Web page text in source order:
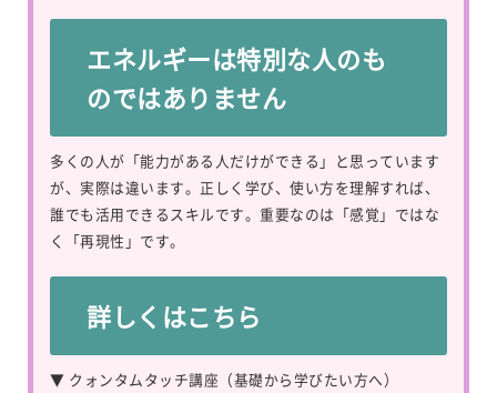
エネルギーは特別な人のも
のではありません
多くの人が「能力がある人だけができる」と思っています
が、実際は違います。正しく学び、使い方を理解すれば、
誰でも活用できるスキルです。重要なのは「感覚」ではな
く「再現性」です。
詳しくはこちら
▼ クォンタムタッチ講座（基礎から学びたい方へ）